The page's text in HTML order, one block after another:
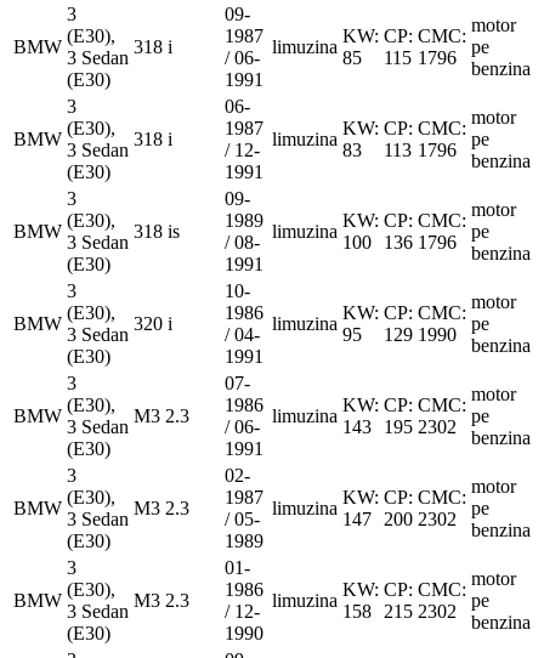
BMW
3
(E30),
3 Sedan
(E30)
318 i
09-
1987
/ 06-
1991
limuzina
KW:
85
CP:
115
CMC:
1796
motor
pe
benzina
BMW
3
(E30),
3 Sedan
(E30)
318 i
06-
1987
/ 12-
1991
limuzina
KW:
83
CP:
113
CMC:
1796
motor
pe
benzina
BMW
3
(E30),
3 Sedan
(E30)
318 is
09-
1989
/ 08-
1991
limuzina
KW:
100
CP:
136
CMC:
1796
motor
pe
benzina
BMW
3
(E30),
3 Sedan
(E30)
320 i
10-
1986
/ 04-
1991
limuzina
KW:
95
CP:
129
CMC:
1990
motor
pe
benzina
BMW
3
(E30),
3 Sedan
(E30)
M3 2.3
07-
1986
/ 06-
1991
limuzina
KW:
143
CP:
195
CMC:
2302
motor
pe
benzina
BMW
3
(E30),
3 Sedan
(E30)
M3 2.3
02-
1987
/ 05-
1989
limuzina
KW:
147
CP:
200
CMC:
2302
motor
pe
benzina
BMW
3
(E30),
3 Sedan
(E30)
M3 2.3
01-
1986
/ 12-
1990
limuzina
KW:
158
CP:
215
CMC:
2302
motor
pe
benzina